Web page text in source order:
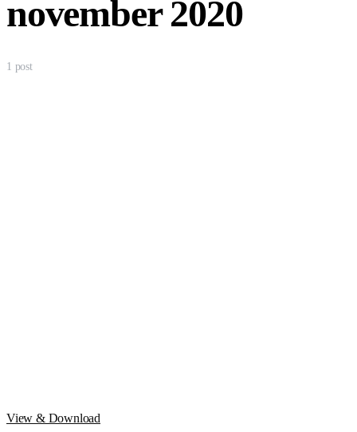
november 2020
1 post
View & Download